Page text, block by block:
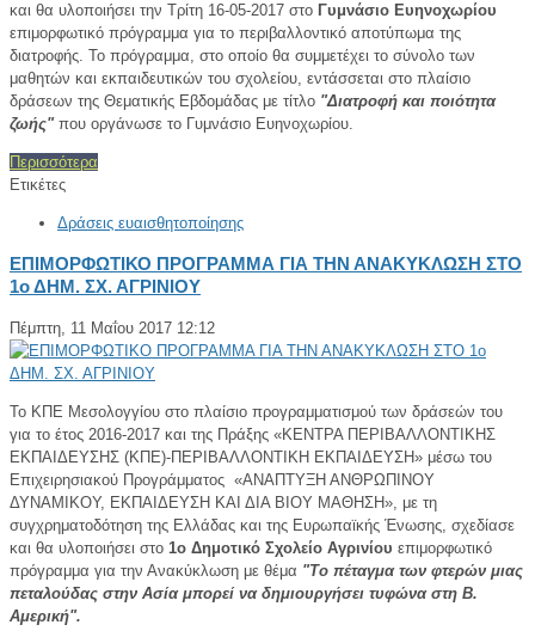
και θα υλοποιήσει την Τρίτη 16-05-2017 στo Γυμνάσιο Ευηνοχωρίου
επιμορφωτικό πρόγραμμα για το περιβαλλοντικό αποτύπωμα της
διατροφής. Το πρόγραμμα, στο οποίο θα συμμετέχει το σύνολο των
μαθητών και εκπαιδευτικών του σχολείου, εντάσσεται στο πλαίσιο
δράσεων της Θεματικής Εβδομάδας με τίτλο "Διατροφή και ποιότητα
ζωής"που οργάνωσε το Γυμνάσιο Ευηνοχωρίου.
Περισσότερα
Ετικέτες
Δράσεις ευαισθητοποίησης
ΕΠΙΜΟΡΦΩΤΙΚΟ ΠΡΟΓΡΑΜΜΑ ΓΙΑ ΤΗΝ ΑΝΑΚΥΚΛΩΣΗ ΣΤΟ
1ο ΔΗΜ. ΣΧ. ΑΓΡΙΝΙΟΥ
Πέμπτη, 11 Μαΐου 2017 12:12
Το ΚΠΕ Μεσολογγίου στο πλαίσιο προγραμματισμού των δράσεών του
για το έτος 2016-2017 και της Πράξης «ΚΕΝΤΡΑ ΠΕΡΙΒΑΛΛΟΝΤΙΚΗΣ
ΕΚΠΑΙΔΕΥΣΗΣ (ΚΠΕ)-ΠΕΡΙΒΑΛΛΟΝΤΙΚΗ ΕΚΠΑΙΔΕΥΣΗ» μέσω του
Επιχειρησιακού Προγράμματος «ΑΝΑΠΤΥΞΗ ΑΝΘΡΩΠΙΝΟΥ
ΔΥΝΑΜΙΚΟΥ, ΕΚΠΑΙΔΕΥΣΗ ΚΑΙ ΔΙΑ ΒΙΟΥ ΜΑΘΗΣΗ», με τη
συγχρηματοδότηση της Ελλάδας και της Ευρωπαϊκής Ένωσης, σχεδίασε
και θα υλοποιήσει στo 1ο Δημοτικό Σχολείο Αγρινίου επιμορφωτικό
πρόγραμμα για την Ανακύκλωση με θέμα "Το πέταγμα των φτερών μιας
πεταλούδας στην Ασία μπορεί να δημιουργήσει τυφώνα στη Β.
Αμερική".